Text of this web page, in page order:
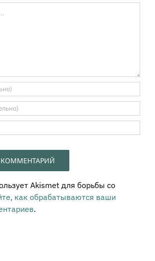
Akismet для борьбы со
как обрабатываются ваши
.